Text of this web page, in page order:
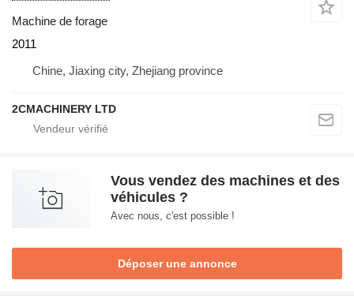
Machine de forage
2011
Chine, Jiaxing city, Zhejiang province
2CMACHINERY LTD
Vous vendez des machines et des
véhicules ?
Avec nous, c'est possible !
Déposer une annonce